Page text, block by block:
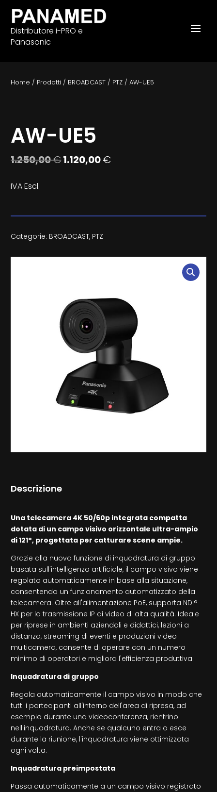
Distributore i-PRO e
Panasonic
Home / Prodotti / BROADCAST / PTZ /AW-UE5
AW-UE5
1.250,00€Il
1.120,00€
IVA Escl.
Categorie: BROADCAST, PTZ
Descrizione
Una telecamera 4K 50/60p integrata compatta
dotata di un campo visivo orizzontale ultra-ampio
di 121°, progettata per catturare scene ampie.
Grazie alla nuova funzione di inquadratura di gruppo
basata sull'intelligenza artificiale, il campo visivo viene
regolato automaticamente in base alla situazione,
consentendo un funzionamento automatizzato della
telecamera. Oltre all'alimentazione PoE, supporta NDI®
HX per la trasmissione IP di video di alta qualità. Ideale
per riprese in ambienti aziendali e didattici, lezioni a
distanza, streaming di eventi e produzioni video
multicamera, consente di operare con un numero
minimo di operatori e migliora l'efficienza produttiva.
Inquadratura di gruppo
Regola automaticamente il campo visivo in modo che
tutti i partecipanti all'interno dell'area di ripresa, ad
esempio durante una videoconferenza, rientrino
nell'inquadratura. Anche se qualcuno entra o esce
durante la riunione, l'inquadratura viene ottimizzata
ogni volta.
Inquadratura preimpostata
Passa automaticamente a un campo visivo registrato